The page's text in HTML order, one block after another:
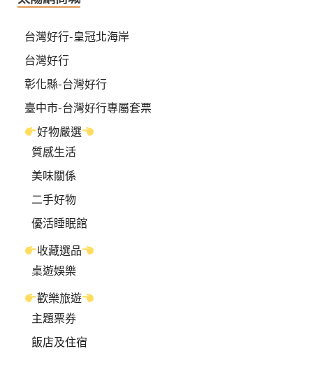
台灣好行-皇冠北海岸
台灣好行
彰化縣-台灣好行
臺中市-台灣好行專屬套票
好物嚴選
質感生活
美味關係
二手好物
優活睡眠館
收藏選品
桌遊娛樂
歡樂旅遊
主題票券
飯店及住宿